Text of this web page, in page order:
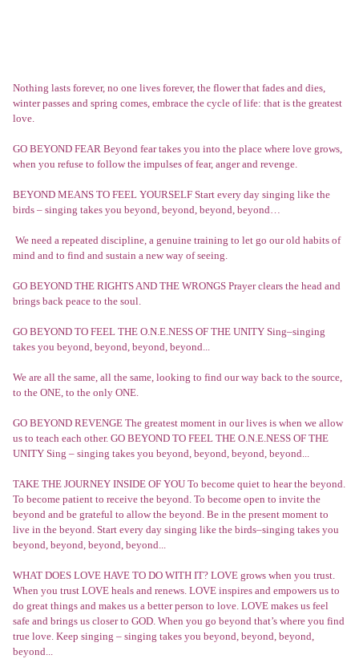
Nothing lasts forever, no one lives forever, the flower that fades and dies,
winter passes and spring comes, embrace the cycle of life: that is the greatest
love.
GO BEYOND FEAR Beyond fear takes you into the place where love grows,
when you refuse to follow the impulses of fear, anger and revenge.
BEYOND MEANS TO FEEL YOURSELF Start every day singing like the
birds – singing takes you beyond, beyond, beyond, beyond…
We need a repeated discipline, a genuine training to let go our old habits of
mind and to find and sustain a new way of seeing.
GO BEYOND THE RIGHTS AND THE WRONGS Prayer clears the head and
brings back peace to the soul.
GO BEYOND TO FEEL THE O.N.E.NESS OF THE UNITY Sing–singing
takes you beyond, beyond, beyond, beyond...
We are all the same, all the same, looking to find our way back to the source,
to the ONE, to the only ONE.
GO BEYOND REVENGE The greatest moment in our lives is when we allow
us to teach each other. GO BEYOND TO FEEL THE O.N.E.NESS OF THE
UNITY Sing – singing takes you beyond, beyond, beyond, beyond...
TAKE THE JOURNEY INSIDE OF YOU To become quiet to hear the beyond.
To become patient to receive the beyond. To become open to invite the
beyond and be grateful to allow the beyond. Be in the present moment to
live in the beyond. Start every day singing like the birds–singing takes you
beyond, beyond, beyond, beyond...
WHAT DOES LOVE HAVE TO DO WITH IT? LOVE grows when you trust.
When you trust LOVE heals and renews. LOVE inspires and empowers us to
do great things and makes us a better person to love. LOVE makes us feel
safe and brings us closer to GOD. When you go beyond that’s where you find
true love. Keep singing – singing takes you beyond, beyond, beyond,
beyond...